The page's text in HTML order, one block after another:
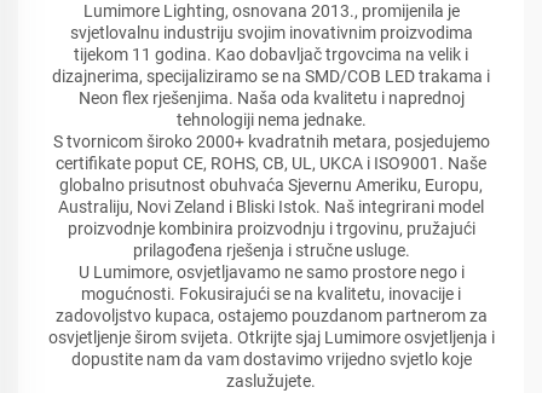
Lumimore Lighting, osnovana 2013., promijenila je
svjetlovalnu industriju svojim inovativnim proizvodima
tijekom 11 godina. Kao dobavljač trgovcima na velik i
dizajnerima, specijaliziramo se na SMD/COB LED trakama i
Neon flex rješenjima. Naša oda kvalitetu i naprednoj
tehnologiji nema jednake.
S tvornicom široko 2000+ kvadratnih metara, posjedujemo
certifikate poput CE, ROHS, CB, UL, UKCA i ISO9001. Naše
globalno prisutnost obuhvaća Sjevernu Ameriku, Europu,
Australiju, Novi Zeland i Bliski Istok. Naš integrirani model
proizvodnje kombinira proizvodnju i trgovinu, pružajući
prilagođena rješenja i stručne usluge.
U Lumimore, osvjetljavamo ne samo prostore nego i
mogućnosti. Fokusirajući se na kvalitetu, inovacije i
zadovoljstvo kupaca, ostajemo pouzdanom partnerom za
osvjetljenje širom svijeta. Otkrijte sjaj Lumimore osvjetljenja i
dopustite nam da vam dostavimo vrijedno svjetlo koje
zaslužujete.